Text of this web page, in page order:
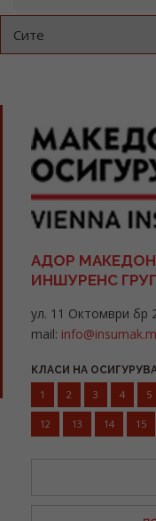
АДОР
ИНШУРЕНС
ул. 11 Октомври бр
mail:
КЛАСИ НА
1 2 3 4 5
12 13 14 15